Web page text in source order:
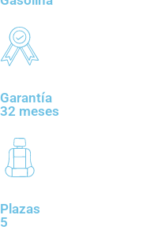
Garantía
32 meses
Plazas
5